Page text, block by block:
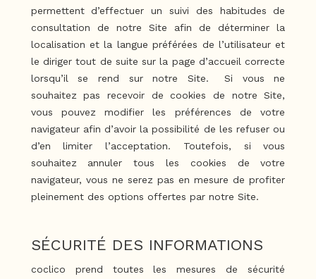
permettent d’effectuer un suivi des habitudes de
consultation de notre Site afin de déterminer la
localisation et la langue préférées de l’utilisateur et
le diriger tout de suite sur la page d’accueil correcte
lorsqu’il se rend sur notre Site. Si vous ne
souhaitez pas recevoir de cookies de notre Site,
vous pouvez modifier les préférences de votre
navigateur afin d’avoir la possibilité de les refuser ou
d’en limiter l’acceptation. Toutefois, si vous
souhaitez annuler tous les cookies de votre
navigateur, vous ne serez pas en mesure de profiter
pleinement des options offertes par notre Site.
SÉCURITÉ DES INFORMATIONS
coclico prend toutes les mesures de sécurité